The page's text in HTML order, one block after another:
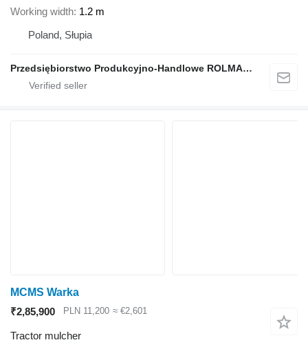
Working width 1.2 m
Poland, Słupia
Przedsiębiorstwo Produkcyjno-Handlowe ROLMAPOL Marcin Dziekan
MCMS Warka
₹2,85,900
PLN 11,200 ≈ €2,601
Tractor mulcher